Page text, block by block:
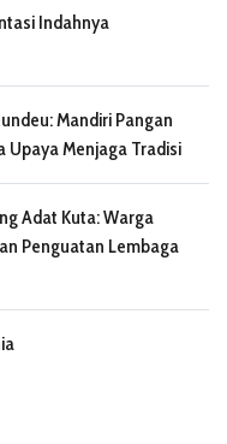
Indahnya
Mandiri Pangan
Upaya Menjaga Tradisi
Adat Kuta: Warga
Penguatan Lembaga